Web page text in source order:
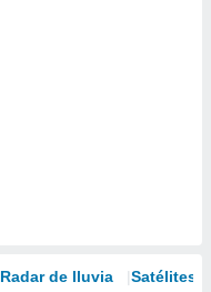
Radar de lluvia Satélites